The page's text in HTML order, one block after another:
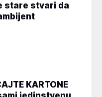
stare stvari da
KARTONE